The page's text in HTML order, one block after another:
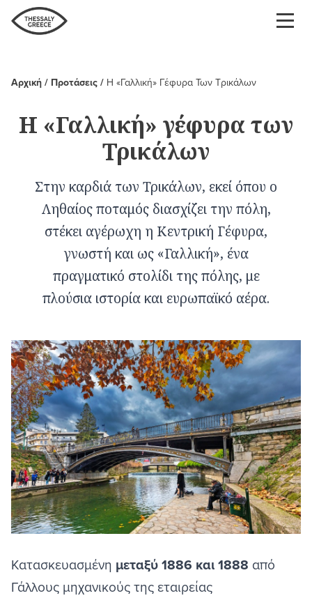
Παράκαμψη
προς
περιεχόμενο
Breadcrumb
Αρχική Προτάσεις Η «Γαλλική» Γέφυρα Των Τρικάλων
Η «Γαλλική» γέφυρα των
Τρικάλων
Στην καρδιά των Τρικάλων, εκεί όπου ο
Ληθαίος ποταμός διασχίζει την πόλη,
στέκει αγέρωχη η Κεντρική Γέφυρα,
γνωστή και ως «Γαλλική», ένα
πραγματικό στολίδι της πόλης, με
πλούσια ιστορία και ευρωπαϊκό αέρα.
Κατασκευασμένη μεταξύ 1886 και 1888 από
Γάλλους μηχανικούς της εταιρείας